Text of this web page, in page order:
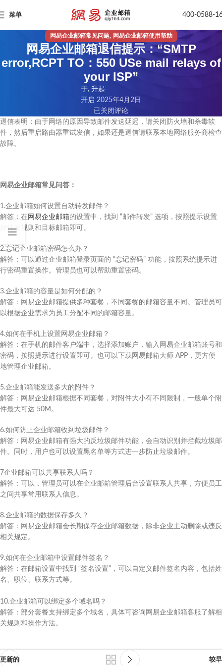
菜单 400-0588-
网易企业邮箱常见问题, 网易企业邮箱使用帮助
网易企业邮箱退信提示：“SMTP
error,RCPT TO：550 USe mail relays of
your ISP”
于, 升起
开启 2025年4月2日
已关闭评论
退信表明：由于网络的原因导致邮件发送延迟，请关闭防火墙和杀毒软
件，然后重启路由器重试发信，如果还是退信请联系本地网络服务商检查
故障。
网易企业邮箱常见问答：
1.企业邮箱如何设置自动转发邮件？​
解答：在 网易企业邮箱的设置中，找到 “邮件转发” 选项，按照提示设置
好转发规则和目标邮箱即可。​
2.忘记企业邮箱密码怎么办？​
解答：可以通过企业邮箱登录页面的 “忘记密码” 功能，按照系统提示进
行密码重置操作。管理员也可以帮助重置密码。​
3.企业邮箱的容量是如何分配的？​
解答：网易企业邮箱提供多种套餐，不同套餐的邮箱容量不同。管理员可
以根据企业需求为员工分配不同的邮箱容量。​
4.如何在手机上设置网易企业邮箱？​
解答：在手机的邮件客户端中，选择添加账户，输入网易企业邮箱账号和
密码，按照提示进行设置即可。也可以下载网易邮箱大师 APP，更方便
地管理企业邮箱。​
5.企业邮箱能发送多大的附件？​
解答：网易企业邮箱根据不同套餐，对附件大小有不同限制，一般单个附
件最大可达 50M。​
6.如何防止企业邮箱收到垃圾邮件？​
解答：网易企业邮箱有强大的反垃圾邮件功能，会自动识别并拦截垃圾邮
件。同时，用户也可以设置黑名单等方式进一步防止垃圾邮件。​
7企业邮箱可以共享联系人吗？​
解答：可以，管理员可以在企业邮箱管理后台设置联系人共享，方便员工
之间共享常用联系人信息。​
8.企业邮箱的数据保存多久？​
解答：网易企业邮箱会长期保存企业邮箱数据，除非企业主动删除或违反
相关规定。​
9.如何在企业邮箱中设置邮件签名？​
解答：在邮箱设置中找到 “签名设置”，可以自定义邮件签名内容，包括姓
名、职位、联系方式等。
10.企业邮箱可以绑定多个域名吗？​
解答：部分套餐支持绑定多个域名，具体可咨询网易企业邮箱客服了解相
关规则和操作方法。
更新的 较早